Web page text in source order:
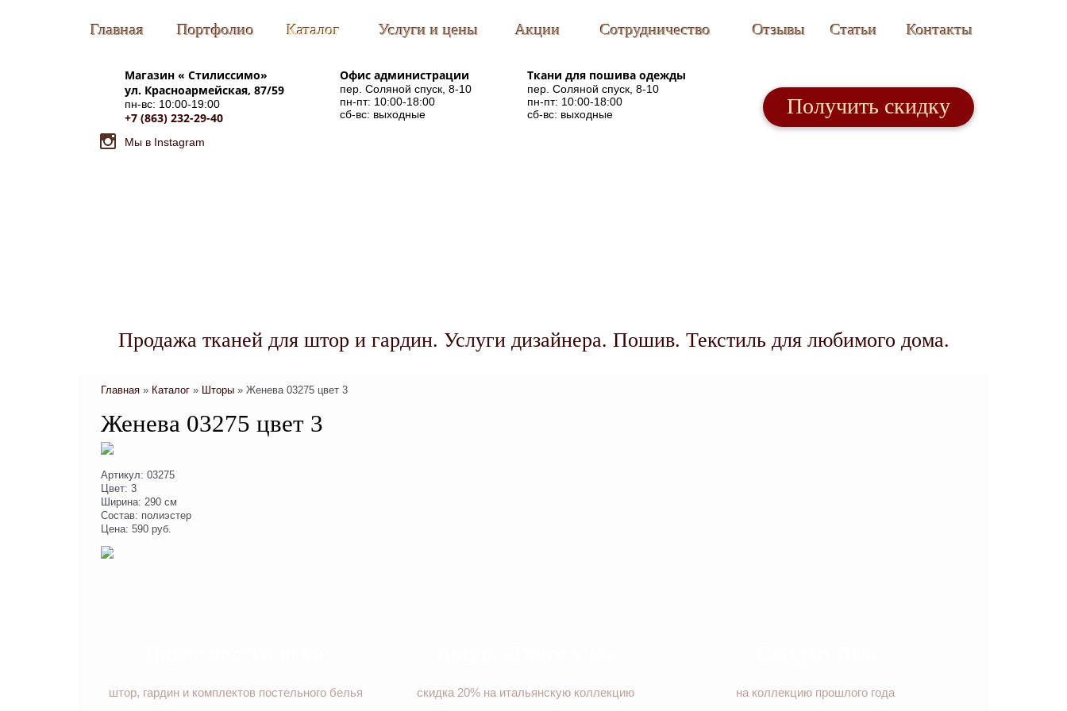
Главная Портфолио Каталог Услуги и цены Акции Сотрудничество Отзывы Статьи Контакты
Магазин « Стилиссимо»
ул. Красноармейская, 87/59
пн-вс: 10:00-19:00
+7 (863) 232-29-40
Мы в Instagram
Офис администрации
пер. Соляной спуск, 8-10
пн-пт: 10:00-18:00
сб-вс: выходные
Ткани для пошива одежды
пер. Соляной спуск, 8-10
пн-пт: 10:00-18:00
сб-вс: выходные
Получить скидку
Продажа тканей для штор и гардин. Услуги дизайнера. Пошив. Текстиль для любимого дома.
Главная » Каталог » Шторы » Женева 03275 цвет 3
Женева 03275 цвет 3
Артикул: 03275
Цвет: 3
Ширина: 290 см
Состав: полиэстер
Цена: 590 руб.
штор, гардин и комплектов постельного белья скидка 20% на итальянскую коллекцию на коллекцию прошлого года